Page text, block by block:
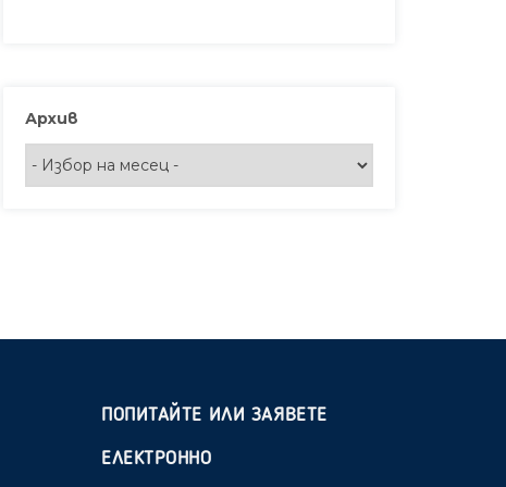
Архив
ПОПИТАЙТЕ ИЛИ ЗАЯВЕТЕ
ЕЛЕКТРОННО